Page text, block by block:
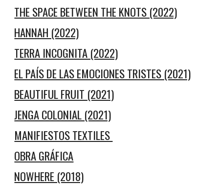
THE SPACE BETWEEN THE KNOTS (2022)
HANNAH (2022)
TERRA INCOGNITA (2022)
EL PAÍS DE LAS EMOCIONES TRISTES (2021)
BEAUTIFUL FRUIT (2021)
JENGA COLONIAL (2021)
MANIFIESTOS TEXTILES
OBRA GRÁFICA
NOWHERE (2018)